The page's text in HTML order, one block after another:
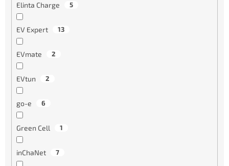
Elinta Charge 5
EV Expert 13
EVmate 2
EVtun 2
go-e 6
Green Cell 1
inChaNet 7